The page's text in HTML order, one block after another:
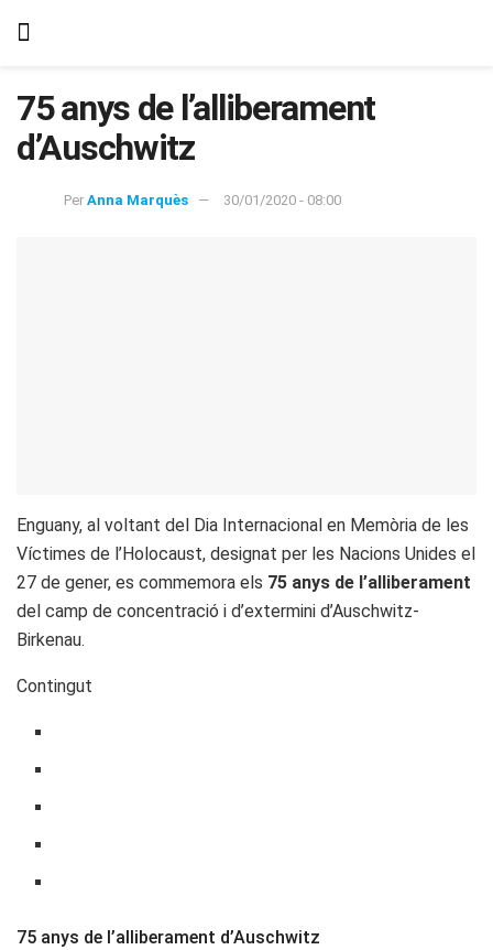
75 anys de l’alliberament
d’Auschwitz
Per Anna Marquès 30/01/2020 - 08:00
Enguany, al voltant del Dia Internacional en Memòria de les
Víctimes de l’Holocaust, designat per les Nacions Unides el
27 de gener, es commemora els 75 anys de l’alliberament
del camp de concentració i d’extermini d’Auschwitz-
Birkenau.
Contingut
75 anys de l’alliberament d’Auschwitz